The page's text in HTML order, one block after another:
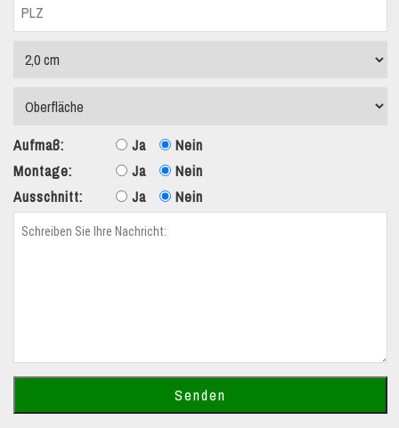
Aufmaß: Ja
Nein
Montage:
Ja
Nein
Ausschnitt:
Ja Nein